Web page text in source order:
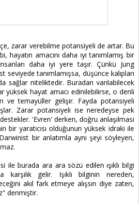
zarar verebilme potansiyeli de artar. Bu
hayatın amacını daha iyi tanımlamış bir
daha iyi yere taşır. Çünkü Jung
seviyede tanımlamışsa, düşünce kalıpları
sağlar niteliktedir. Buradan varılabilecek
yüksek hayat amacı edinilebilirse, o denli
ve temayüller gelişir. Fayda potansiyeli
Zarar potansiyeli ise neredeyse pek
'Evren' derken, doğru anlaşılması
bir yaratıcısı olduğunun yüksek idraki ile
bir anlatımla aynı şeyi söyleyen,
ile burada ara ara sözü edilen ışıklı bilgi
karşılık gelir. Işıklı bilginin nereden,
akıl fark etmeye alışsın diye zaten,
denmiştir.